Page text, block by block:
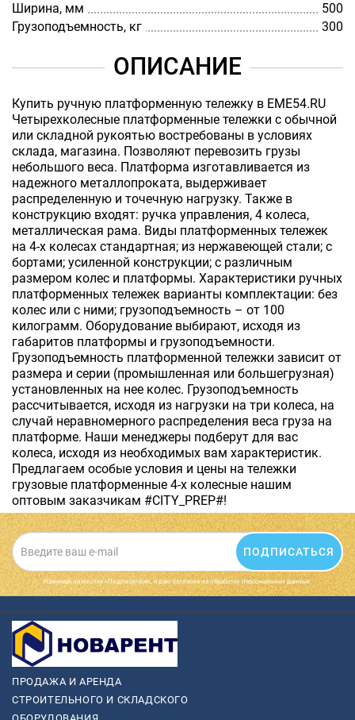
Ширина, мм
500
Грузоподъемность, кг
300
ОПИСАНИЕ
Купить ручную платформенную тележку в EME54.RU
Четырехколесные платформенные тележки с обычной
или складной рукоятью востребованы в условиях
склада, магазина. Позволяют перевозить грузы
небольшого веса. Платформа изготавливается из
надежного металлопроката, выдерживает
распределенную и точечную нагрузку. Также в
конструкцию входят: ручка управления, 4 колеса,
металлическая рама. Виды платформенных тележек
на 4-х колесах стандартная; из нержавеющей стали; с
бортами; усиленной конструкции; с различным
размером колес и платформы. Характеристики ручных
платформенных тележек варианты комплектации: без
колес или с ними; грузоподъемность – от 100
килограмм. Оборудование выбирают, исходя из
габаритов платформы и грузоподъемности.
Грузоподъемность платформенной тележки зависит от
размера и серии (промышленная или большегрузная)
установленных на нее колес. Грузоподъемность
рассчитывается, исходя из нагрузки на три колеса, на
случай неравномерного распределения веса груза на
платформе. Наши менеджеры подберут для вас
колеса, исходя из необходимых вам характеристик.
Предлагаем особые условия и цены на тележки
грузовые платформенные 4-х колесные нашим
оптовым заказчикам #CITY_PREP#!
ПОДПИСАТЬСЯ
Нажимая на кнопку «Подписаться», я даю cогласие на обработку персональных данных.
ПРОДАЖА И АРЕНДА
СТРОИТЕЛЬНОГО И СКЛАДСКОГО